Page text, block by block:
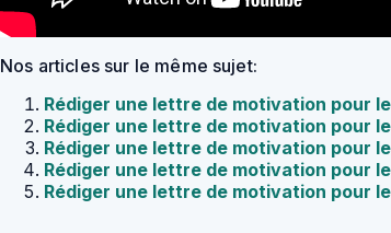
Nos articles sur le même sujet:
Rédiger une lettre de motivation pour
Rédiger une lettre de motivation pour
Rédiger une lettre de motivation pour
Rédiger une lettre de motivation pour
Rédiger une lettre de motivation pour